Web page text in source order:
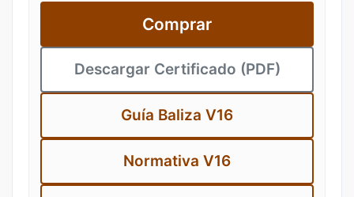
Comprar
Descargar Certificado (PDF)
Guía Baliza V16
Normativa V16